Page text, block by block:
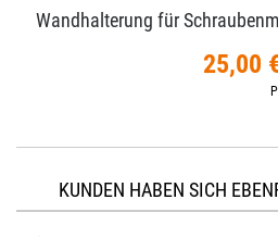
Wandhalterung für
25,00
KUNDEN HABEN SICH